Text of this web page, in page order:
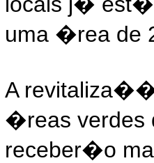
uma �rea de
A
�reas verdes
receber�o